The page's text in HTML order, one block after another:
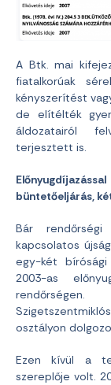
A Btk. mai
fiatalkorúak
kényszerítést
de elítélték
áldozatairól
terjesztett is.
büntetőeljárás,
Bár
kapcsolatos
egy-két
2003-as
osztályon
Ezen kívül a
szereplője volt.